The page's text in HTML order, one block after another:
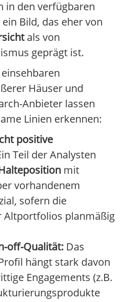
in den verfügbaren
Bild, das eher von
als von
geprägt ist.
Häuser und
Anbieter lassen
Linien erkennen:
positive
Teil der Analysten
mit
vorhandenem
sofern die
Altportfolios planmäßig
off-Qualität: Das
hängt stark davon
Engagements (z.B.